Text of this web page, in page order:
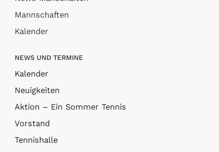
Mannschaften
Kalender
NEWS UND TERMINE
Kalender
Neuigkeiten
Aktion – Ein Sommer Tennis
Vorstand
Tennishalle